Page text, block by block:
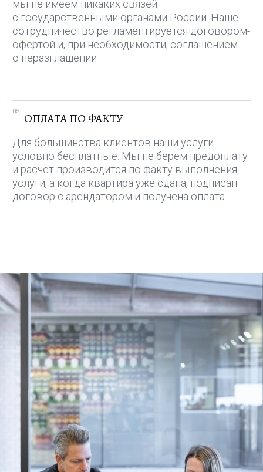
ЗАЯВКА
Заполните заявку на сайта или
свяжитесь с нами удобным вам
Созвонимся по видео, познакомимся,
оговорим задачи, требования
к арендаторам и желаемый доход
ПРЕДЛОЖЕНИЕ
Мы проведем анализ рынка,
ДОКУМЕНТЫ
Зафиксируем все условия
сотрудничества в договоре, и наши
специалисты в России начнут работу.
Предоплату вносить не нужно!
ПОДГОТОВКА КВАРТИРЫ
Соберем вещи, организуем хранение
или транспортировку, уберем квартиру.
Отчитаемся о результатах при помощи
фото и видео
РЕКЛАМА И ПОКАЗЫ
Сделаем качественные фото квартиры,